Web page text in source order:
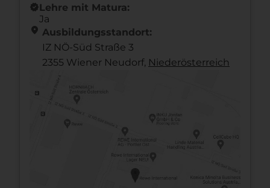
new_releasesLehre mit Matura:
Ja
location_on Ausbildungsstandort:
IZ NÖ-Süd Straße 3
2355 Wiener Neudorf, Nieder­österreich